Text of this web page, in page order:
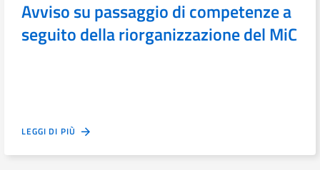
Avviso su passaggio di competenze a
seguito della riorganizzazione del MiC
LEGGI DI PIÙ